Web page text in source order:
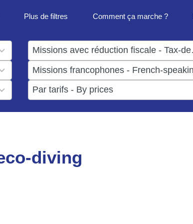
Plus de filtres Comment ça marche ?
result
available
result
available
results
available
diving